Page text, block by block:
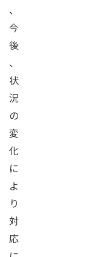
、
今
後
、
状
況
の
変
化
に
よ
り
対
応